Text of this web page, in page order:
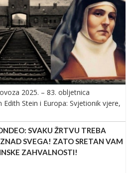
2025. – 83. obljetnica
Stein i Europa: Svjetionik vjere,
SVAKU ŽRTVU TREBA
SVEGA! ZATO SRETAN VAM
ZAHVALNOSTI!